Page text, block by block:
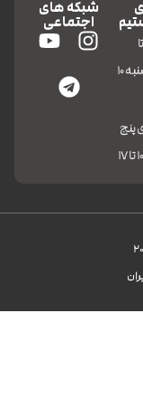
چهارشنبه 10
پنج
شبکه های
اجتماعی